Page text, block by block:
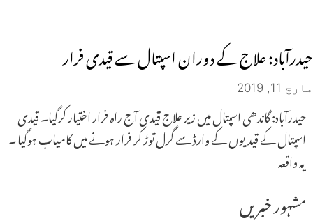
حیدرآباد: علاج کے دوران اسپتال سے قیدی فرار
مارچ 11, 2019
حیدرآباد: گاندھی اسپتال میں زیر علاج قیدی آج راہ فرار اختیار کرگیا۔ قیدی
اسپتال کے قیدیوں کے وارڈ سے گرل توڑ کر فرار ہونے میں کامیاب ہوگیا ۔
یہ واقعہ
مشہور خبریں